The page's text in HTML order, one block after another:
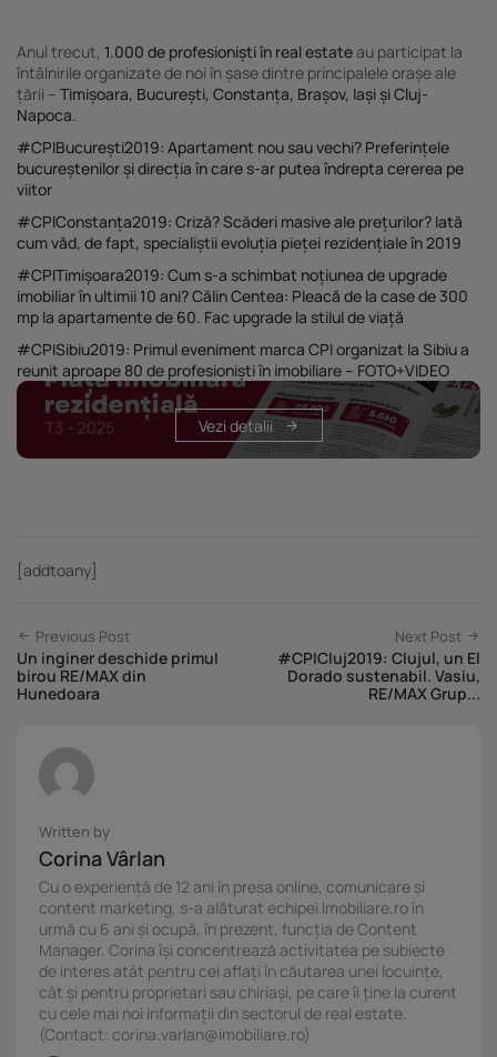
Anul trecut, 1.000 de profesioniști în real estateau participat la
întâlnirile organizate de noi în șase dintre principalele orașe ale
țării – Timișoara, București, Constanța, Brașov, Iași și Cluj-
Napoca.
#CPIBucurești2019: Apartament nou sau vechi? Preferințele
bucureștenilor și direcția în care s-ar putea îndrepta cererea pe
viitor
#CPIConstanța2019: Criză? Scăderi masive ale prețurilor? Iată
cum văd, de fapt, specialiștii evoluția pieței rezidențiale în 2019
#CPITimișoara2019: Cum s-a schimbat noțiunea de upgrade
imobiliar în ultimii 10 ani? Călin Centea: Pleacă de la case de 300
mp la apartamente de 60. Fac upgrade la stilul de viață
#CPISibiu2019: Primul eveniment marca CPI organizat la Sibiu a
reunit aproape 80 de profesioniști în imobiliare – FOTO+VIDEO
Vezi detalii
[addtoany]
Previous Post
Un inginer deschide primul
birou RE/MAX din
Hunedoara
Next Post
#CPICluj2019: Clujul, un El
Dorado sustenabil. Vasiu,
RE/MAX Grup...
Written by
Corina Vârlan
Cu o experiență de 12 ani în presa online, comunicare și
content marketing, s-a alăturat echipei Imobiliare.ro în
urmă cu 6 ani și ocupă, în prezent, funcția de Content
Manager. Corina își concentrează activitatea pe subiecte
de interes atât pentru cei aflați în căutarea unei locuințe,
cât și pentru proprietari sau chiriași, pe care îi ține la curent
cu cele mai noi informații din sectorul de real estate.
(Contact: corina.varlan@imobiliare.ro)